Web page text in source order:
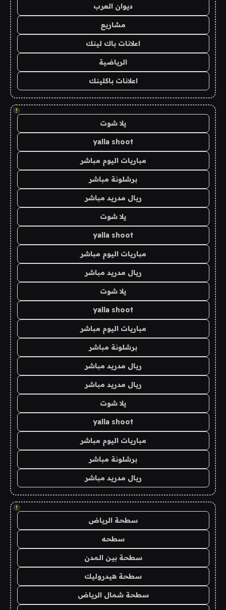
ديوان العرب
مشاريع
اعلانات باك لينك
الرياضية
اعلانات باكلينك
!
يلا شوت
yalla shoot
مباريات اليوم مباشر
برشلونة مباشر
ريال مدريد مباشر
يلا شوت
yalla shoot
مباريات اليوم مباشر
ريال مدريد مباشر
يلا شوت
yalla shoot
مباريات اليوم مباشر
برشلونة مباشر
ريال مدريد مباشر
ريال مدريد مباشر
يلا شوت
yalla shoot
مباريات اليوم مباشر
برشلونة مباشر
ريال مدريد مباشر
!
سطحة الرياض
سطحه
سطحة بين المدن
سطحة هيدروليك
سطحة شمال الرياض